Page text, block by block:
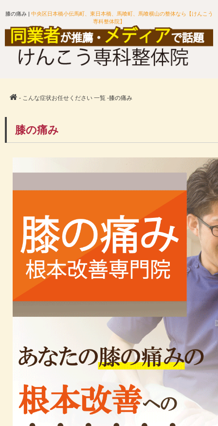
膝の痛み | 中央区日本橋小伝馬町、東日本橋、馬喰町、馬喰横山の整体なら【けんこう
専科整体院】
- こんな症状お任せください 一覧 -膝の痛み
膝の痛み